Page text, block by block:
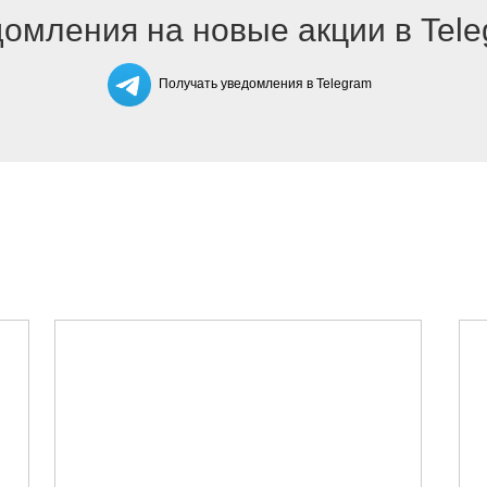
на новые акции в
Получать уведомления в Telegram